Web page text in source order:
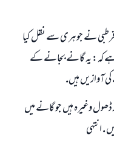
نے جوہرى سے نقل كيا
كہ: يہ گانے بجانے كے
آوازيں ہيں.
وغيرہ ہيں جو گانے ميں
. انتہى